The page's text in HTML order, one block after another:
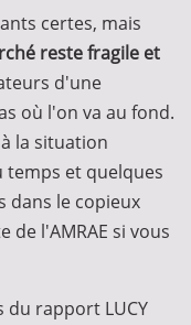
certes, mais
reste fragile et
d'une
où l'on va au fond.
la situation
et quelques
dans le copieux
de l'AMRAE si vous
du rapport LUCY